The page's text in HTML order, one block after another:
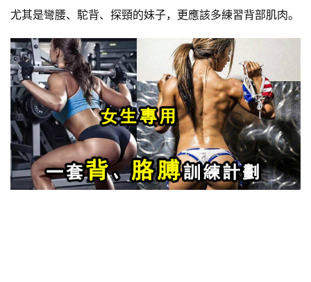
尤其是彎腰、駝背、探頸的妹子，更應該多練習背部肌肉。